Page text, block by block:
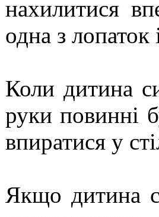
нахилитися
одна з
Коли дитина
руки повинні
впиратися у
Якщо дитина